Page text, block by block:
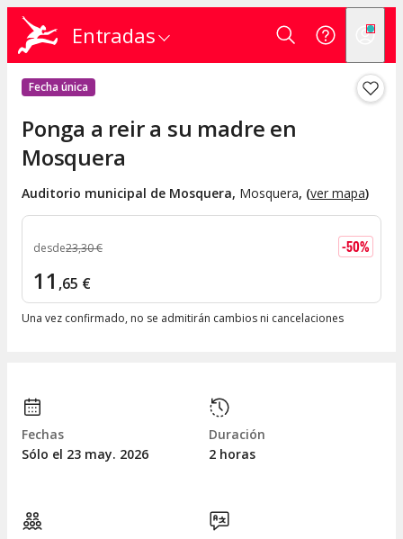
Entradas
Fecha única
Ponga a reir a su madre en
Mosquera
Auditorio municipal de Mosquera, Mosquera, (ver mapa)
desde23,30€ -50%
11 ,65 €
Una vez confirmado, no se admitirán cambios ni cancelaciones
Fechas
Sólo el 23 may. 2026
Duración
2 horas